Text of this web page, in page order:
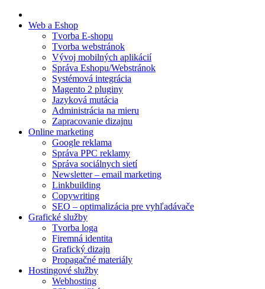
Web a Eshop
Tvorba E-shopu
Tvorba webstránok
Vývoj mobilných aplikácií
Správa Eshopu/Webstránok
Systémová integrácia
Magento 2 pluginy
Jazyková mutácia
Administrácia na mieru
Zapracovanie dizajnu
Online marketing
Google reklama
Správa PPC reklamy
Správa sociálnych sietí
Newsletter – email marketing
Linkbuilding
Copywriting
SEO – optimalizácia pre vyhľadávače
Grafické služby
Tvorba loga
Firemná identita
Grafický dizajn
Propagačné materiály
Hostingové služby
Webhosting